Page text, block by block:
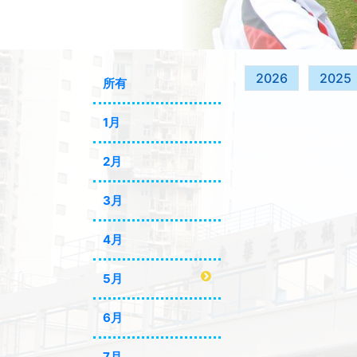
所有
1月
2月
3月
4月
5月
6月
2026 2025